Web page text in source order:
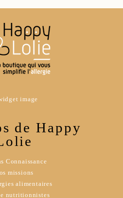
de Happy
Connaissance
missions
alimentaires
nutritionnistes